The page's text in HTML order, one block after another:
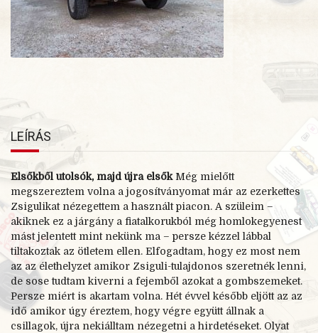
LEÍRÁS
Elsőkből utolsók, majd újra elsők Még mielőtt
megszereztem volna a jogosítványomat már az ezerkettes
Zsigulikat nézegettem a használt piacon. A szüleim –
akiknek ez a járgány a fiatalkorukból még homlokegyenest
mást jelentett mint nekünk ma – persze kézzel lábbal
tiltakoztak az ötletem ellen. Elfogadtam, hogy ez most nem
az az élethelyzet amikor Zsiguli-tulajdonos szeretnék lenni,
de sose tudtam kiverni a fejemből azokat a gombszemeket.
Persze miért is akartam volna. Hét évvel később eljött az az
idő amikor úgy éreztem, hogy végre együtt állnak a
csillagok, újra nekiálltam nézegetni a hirdetéseket. Olyat